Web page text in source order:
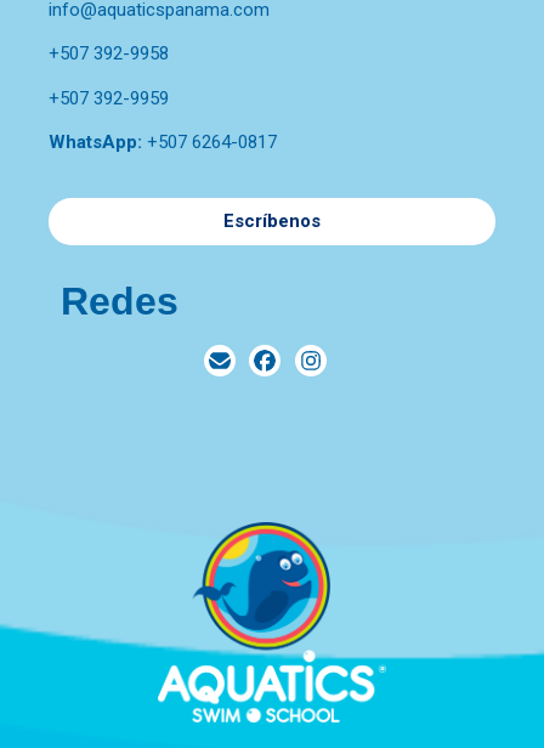
info@aquaticspanama.com
+507 392-9958
+507 392-9959
WhatsApp: +507 6264-0817
Escríbenos
Redes